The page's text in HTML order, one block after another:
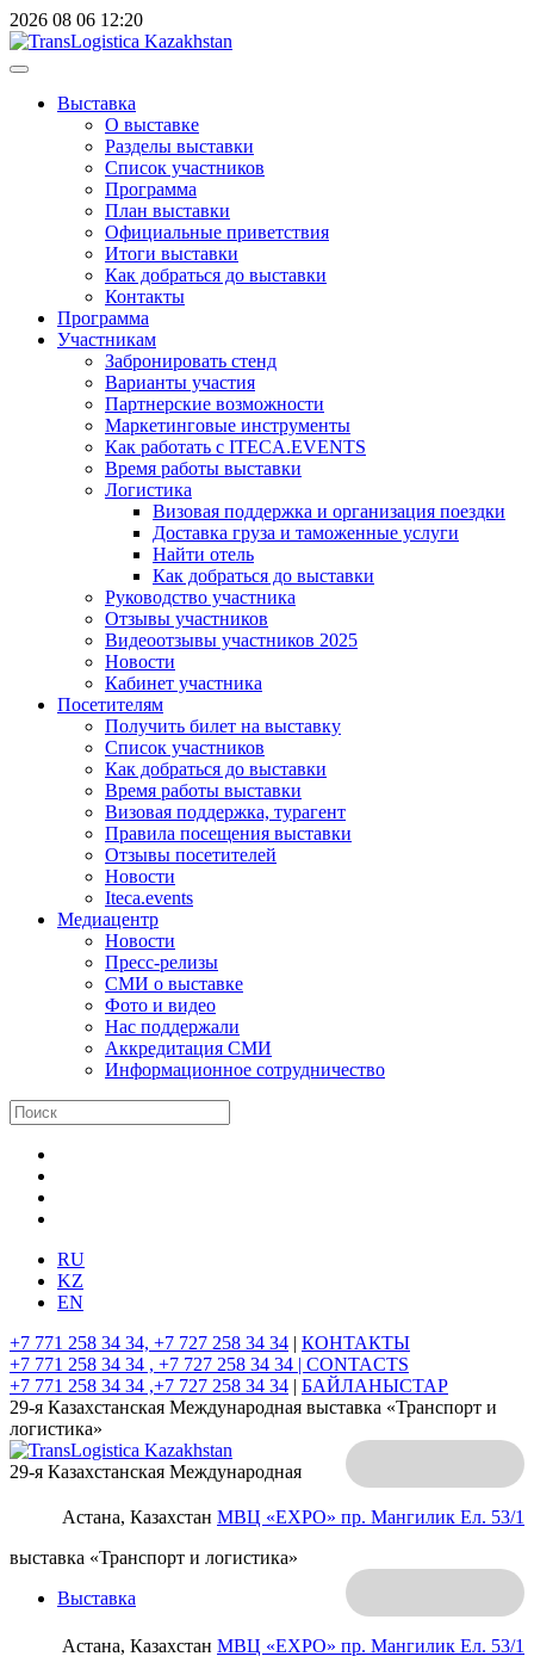
2026 08 06 12:20
Выставка
О выставке
Разделы выставки
Список участников
Программа
План выставки
Официальные приветствия
Итоги выставки
Как добраться до выставки
Контакты
Программа
Участникам
Забронировать стенд
Варианты участия
Партнерские возможности
Маркетинговые инструменты
Как работать с ITECA.EVENTS
Время работы выставки
Логистика
Визовая поддержка и организация поездки
Доставка груза и таможенные услуги
Найти отель
Как добраться до выставки
Руководство участника
Отзывы участников
Видеоотзывы участников 2025
Новости
Кабинет участника
Посетителям
Получить билет на выставку
Список участников
Как добраться до выставки
Время работы выставки
Визовая поддержка, турагент
Правила посещения выставки
Отзывы посетителей
Новости
Iteca.events
Медиацентр
Новости
Пресс-релизы
СМИ о выставке
Фото и видео
Нас поддержали
Аккредитация СМИ
Информационное сотрудничество
RU
KZ
EN
+7 771 258 34 34, +7 727 258 34 34 | КОНТАКТЫ
+7 771 258 34 34 , +7 727 258 34 34 | CONTACTS
+7 771 258 34 34 ,+7 727 258 34 34 | БАЙЛАНЫСТАР
29-я Казахстанская Международная выставка «Транспорт и
логистика»
Астана, Казахстан МВЦ «EXPO» пр. Мангилик Ел. 53/1
29-я Казахстанская Международная
выставка «Транспорт и логистика»
Астана, Казахстан МВЦ «EXPO» пр. Мангилик Ел. 53/1
Выставка